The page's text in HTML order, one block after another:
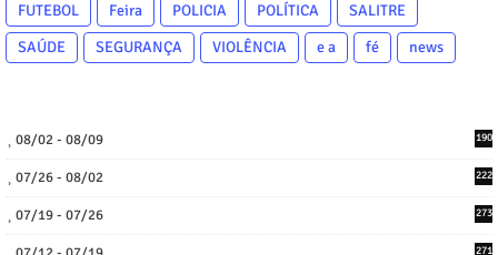
FUTEBOL
Feira POLICIA POLÍTICA
SALITRE
SAÚDE
SEGURANÇA VIOLÊNCIA e a fé news
08/02 - 08/09 190
07/26 - 08/02 222
07/19 - 07/26 273
271